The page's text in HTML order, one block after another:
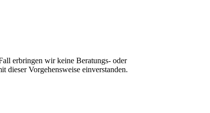
erbringen wir keine Beratungs- oder
Vorgehensweise einverstanden.